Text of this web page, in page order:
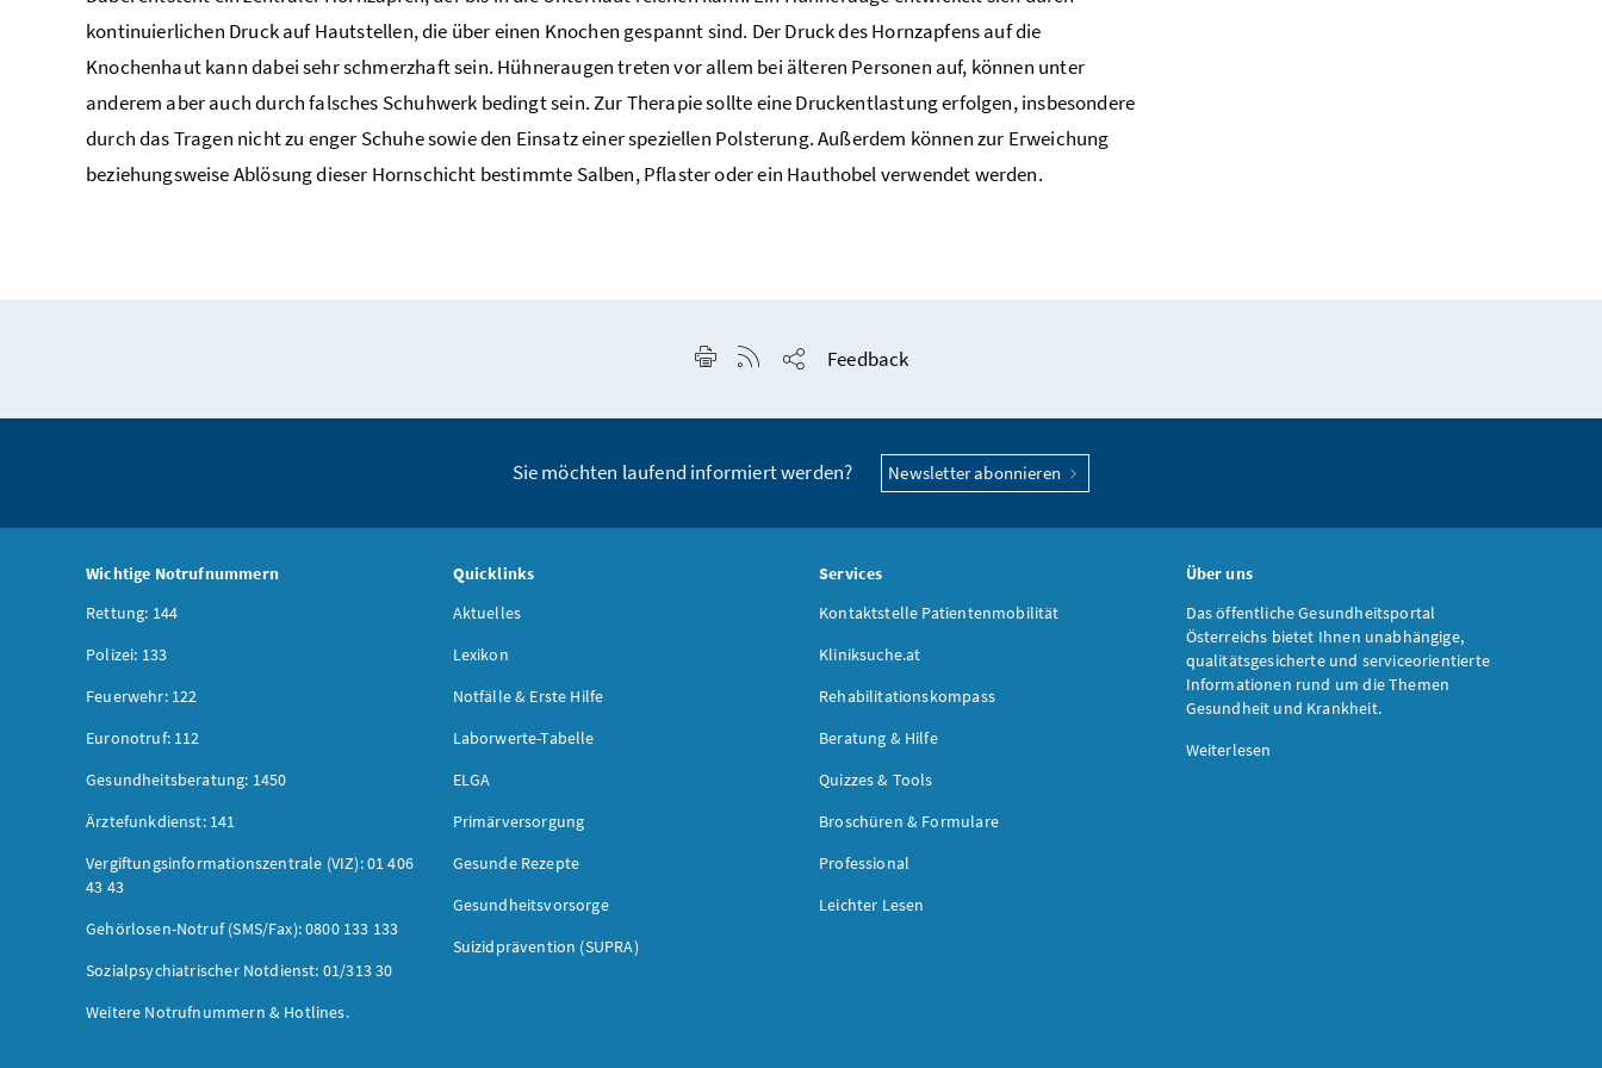
kontinuierlichen Druck auf Hautstellen, die über einen Knochen gespannt sind. Der Druck des Hornzapfens auf die
Knochenhaut kann dabei sehr schmerzhaft sein. Hühneraugen treten vor allem bei älteren Personen auf, können unter
anderem aber auch durch falsches Schuhwerk bedingt sein. Zur Therapie sollte eine Druckentlastung erfolgen, insbesondere
durch das Tragen nicht zu enger Schuhe sowie den Einsatz einer speziellen Polsterung. Außerdem können zur Erweichung
beziehungsweise Ablösung dieser Hornschicht bestimmte Salben, Pflaster oder ein Hauthobel verwendet werden.
Seite drucken
RSS-Feed anzeigen
Feedback
Sie möchten laufend informiert werden? Newsletter abonnieren
Wichtige Notrufnummern
Rettung: 144
Polizei: 133
Feuerwehr: 122
Euronotruf: 112
Gesundheitsberatung: 1450
Ärztefunkdienst: 141
Vergiftungsinformationszentrale (VIZ): 01 406
43 43
Gehörlosen-Notruf (SMS/Fax): 0800 133 133
Sozialpsychiatrischer Notdienst: 01/313 30
Weitere Notrufnummern & Hotlines.
Quicklinks
Aktuelles
Lexikon
Notfälle & Erste Hilfe
Laborwerte-Tabelle
ELGA
Primärversorgung
Gesunde Rezepte
Gesundheitsvorsorge
Suizidprävention (SUPRA)
Services
Kontaktstelle Patientenmobilität
Kliniksuche.at
Rehabilitationskompass
Beratung & Hilfe
Quizzes & Tools
Broschüren & Formulare
Professional
Leichter Lesen
Über uns
Das öffentliche Gesundheitsportal
Österreichs bietet Ihnen unabhängige,
qualitätsgesicherte und serviceorientierte
Informationen rund um die Themen
Gesundheit und Krankheit.
Weiterlesen